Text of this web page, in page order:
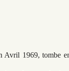
Avril 1969, tombe